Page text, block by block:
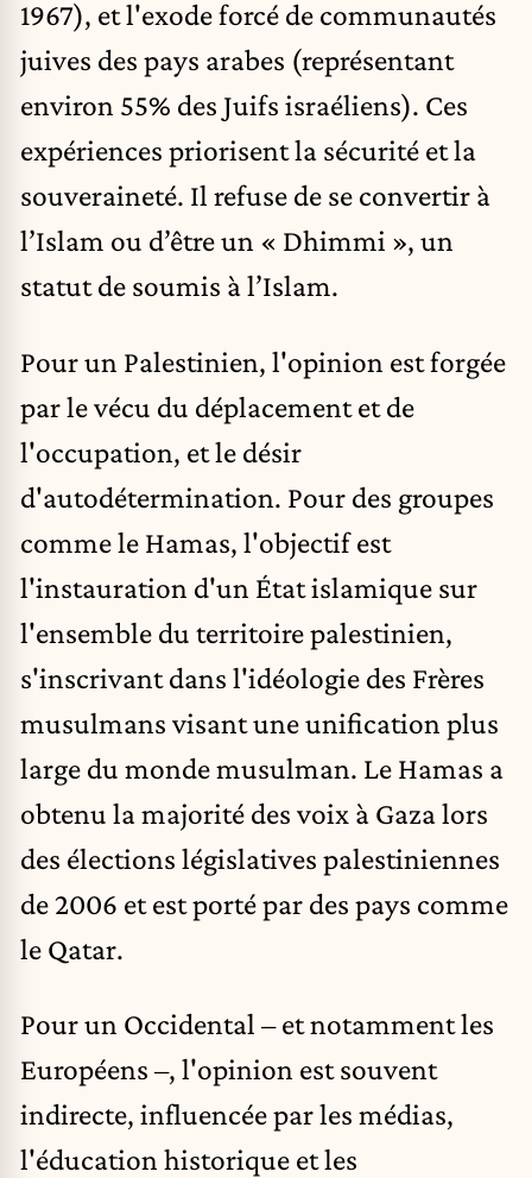
1967), et l'exode forcé de communautés
juives des pays arabes (représentant
environ 55% des Juifs israéliens). Ces
expériences priorisent la sécurité et la
souveraineté. Il refuse de se convertir à
l’Islam ou d’être un « Dhimmi », un
statut de soumis à l’Islam.
Pour un Palestinien, l'opinion est forgée
par le vécu du déplacement et de
l'occupation, et le désir
d'autodétermination. Pour des groupes
comme le Hamas, l'objectif est
l'instauration d'un État islamique sur
l'ensemble du territoire palestinien,
s'inscrivant dans l'idéologie des Frères
musulmans visant une unification plus
large du monde musulman. Le Hamas a
obtenu la majorité des voix à Gaza lors
des élections législatives palestiniennes
de 2006 et est porté par des pays comme
le Qatar.
Pour un Occidental – et notamment les
Européens –, l'opinion est souvent
indirecte, influencée par les médias,
l'éducation historique et les